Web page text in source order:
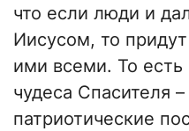
что если люди и
Иисусом, то
ими всеми. То есть
чудеса Спасителя –
патриотические